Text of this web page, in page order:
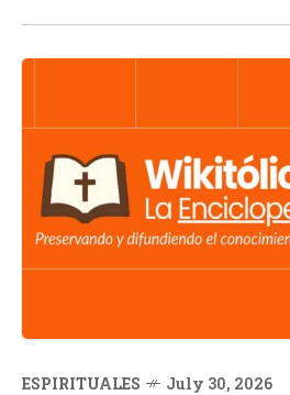
ESPIRITUALES July 30, 2026